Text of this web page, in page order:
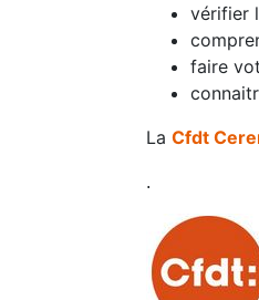
vérifier
faire
La Cfdt
.